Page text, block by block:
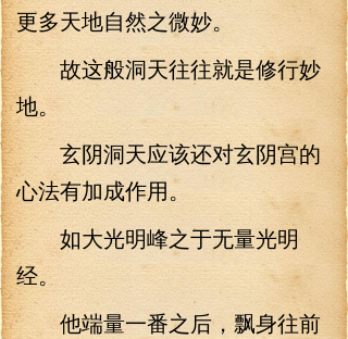
更多天地自然之微妙。
故这般洞天往往就是修行妙
地。
玄阴洞天应该还对玄阴宫的
心法有加成作用。
如大光明峰之于无量光明
经。
他端量一番之后，飘身往前